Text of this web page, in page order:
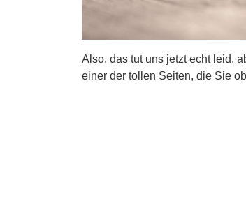
Also, das tut uns jetzt echt leid,
einer der tollen Seiten, die Sie